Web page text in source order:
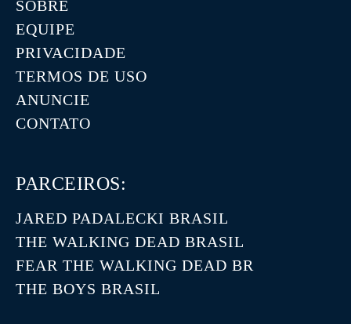
SOBRE
EQUIPE
PRIVACIDADE
TERMOS DE USO
ANUNCIE
CONTATO
PARCEIROS:
JARED PADALECKI BRASIL
THE WALKING DEAD BRASIL
FEAR THE WALKING DEAD BR
THE BOYS BRASIL